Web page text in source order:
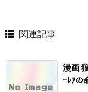
関連記事
漫画
ｰﾚｱの